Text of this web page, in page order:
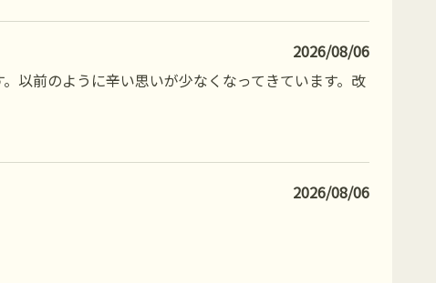
2026/08/06
以前のように辛い思いが少なくなってきています。改
2026/08/06